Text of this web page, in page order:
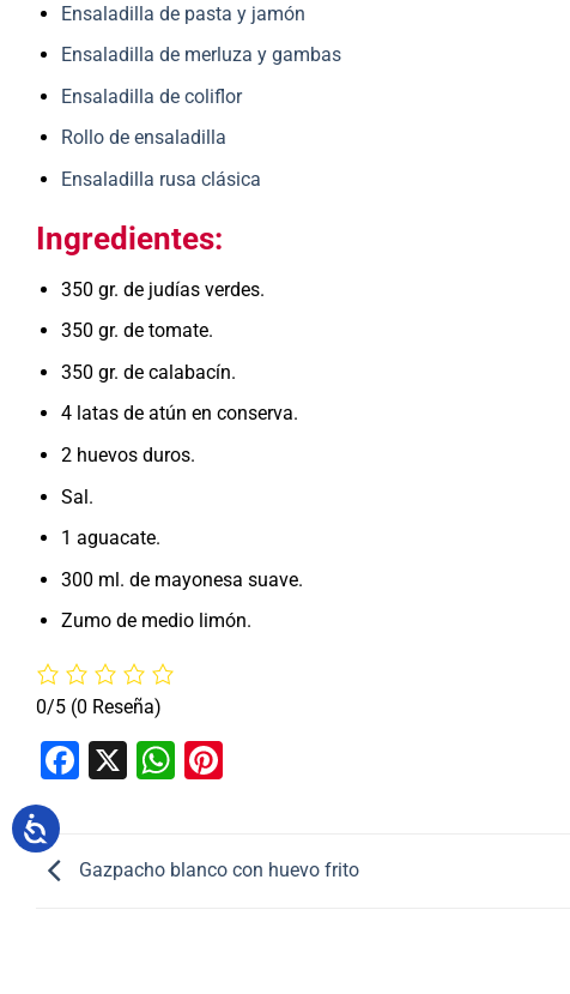
Ensaladilla de pasta y jamón
Ensaladilla de merluza y gambas
Ensaladilla de coliflor
Rollo de ensaladilla
Ensaladilla rusa clásica
Ingredientes:
350 gr. de judías verdes.
350 gr. de tomate.
350 gr. de calabacín.
4 latas de atún en conserva.
2 huevos duros.
Sal.
1 aguacate.
300 ml. de mayonesa suave.
Zumo de medio limón.
0/5 (0 Reseña)
Facebook
X WhatsApp
Gazpacho blanco con huevo frito